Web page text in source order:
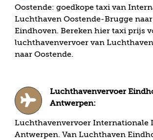
Oostende: goedkope taxi van
Luchthaven Oostende-Brugge
Eindhoven. Bereken hier taxi prijs
luchthavenvervoer van
naar Oostende.
Luchthavenvervoer
Antwerpen:
Luchthavenvervoer Internationale
Antwerpen. Van Luchthaven